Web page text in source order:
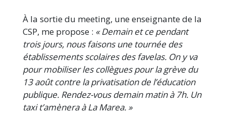
À la sortie du meeting, une enseignante de la
CSP, me propose : « Demain et ce pendant
trois jours, nous faisons une tournée des
établissements scolaires des favelas. On y va
pour mobiliser les collègues pour la grève du
13 août contre la privatisation de l’éducation
publique. Rendez-vous demain matin à 7h. Un
taxi t’amènera à La Marea. »